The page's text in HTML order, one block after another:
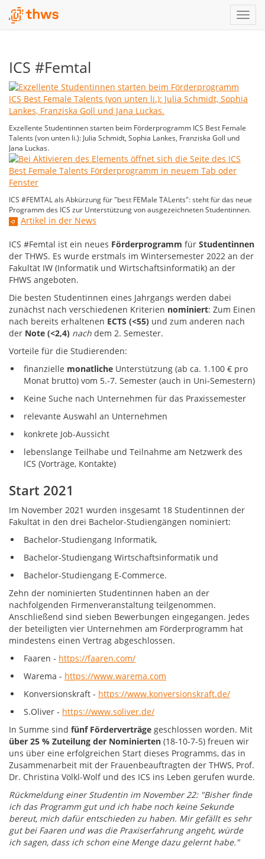
ICS #Femtal
Exzellente Studentinnen starten beim Förderprogramm ICS Best Female
Talents (von unten li.): Julia Schmidt, Sophia Lankes, Franziska Goll und
Jana Luckas.
ICS #FEMTAL als Abkürzung für "best FEMale TALents": steht für das neue
Programm des ICS zur Unterstützung von ausgezeichneten Studentinnen.
Artikel in der News
ICS #Femtal ist ein neues Förderprogramm für Studentinnen
der THWS. Es wurde erstmals im Wintersemester 2022 an der
Fakultät IW (Informatik und Wirtschaftsinformatik) an der
FHWS angeboten.
Die besten Studentinnen eines Jahrgangs werden dabei
zunächst nach verschiedenen Kriterien nominiert: Zum Einen
nach bereits erhaltenen ECTS (<55) und zum anderen nach
der Note (<2,4) nach dem 2. Semester.
Vorteile für die Studierenden:
finanzielle monatliche Unterstützung (ab ca. 1.100 € pro
Monat brutto) vom 5.-7. Semester (auch in Uni-Semestern)
Keine Suche nach Unternehmen für das Praxissemester
relevante Auswahl an Unternehmen
konkrete Job-Aussicht
lebenslange Teilhabe und Teilnahme am Netzwerk des
ICS (Vorträge, Kontakte)
Start 2021
Im November 2021 wurden insgesamt 18 Studentinnen der
Fakultät in den drei Bachelor-Studiengängen nominiert:
Bachelor-Studiengang Informatik,
Bachelor-Studiengang Wirtschaftsinformatik und
Bachelor-Studiengang E-Commerce.
Zehn der nominierten Studentinnen haben an der
nachfolgenden Firmenveranstaltung teilgenommen.
Anschließend sind sieben Bewerbungen eingegangen. Jedes
der beteiligten vier Unternehmen am Förderprogramm hat
mindestens einen Vertrag abgeschlossen.
Faaren - https://faaren.com/
Warema - https://www.warema.com
Konversionskraft - https://www.konversionskraft.de/
S.Oliver - https://www.soliver.de/
In Summe sind fünf Förderverträge geschlossen worden. Mit
über 25 % Zuteilung der Nominierten (18-10-7-5) freuen wir
uns über eine erfolgreichen Start dieses Programms, das in
Zusammenarbeit mit der Frauenbeauftragten der THWS, Prof.
Dr. Christina Völkl-Wolf und des ICS ins Leben gerufen wurde.
Rückmeldung einer Studentin im November 22: "Bisher finde
ich das Programm gut und ich habe noch keine Sekunde
bereut, mich dafür entschieden zu haben. Mir gefällt es sehr
gut bei Faaren und was die Praxiserfahrung angeht, würde
ich sagen, dass ich schon eine Menge dazu gelernt habe."